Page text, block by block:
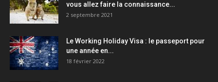
vous allez faire la connaissance...
2 septembre 2021
Le Working Holiday Visa : le passeport pour
une année en...
18 février 2022